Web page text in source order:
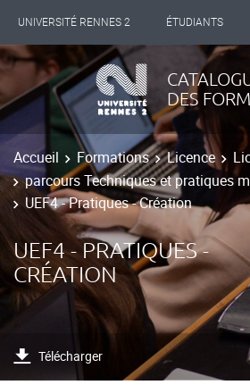
UNIVERSITÉ RENNES 2 ÉTUDIANTS
INTERNATIONAL PROFESSIONNELS
LES NOUVELLES DE RENNES 2
DES
Accueil Formations Licence
parcours Techniques et pratiques
UEF4 - Pratiques - Création
UEF4 - PRATIQUES -
CRÉATION
Télécharger